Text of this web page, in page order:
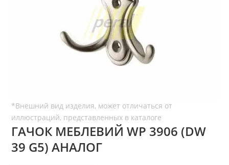
ГАЧОК МЕБЛЕВИЙ WР 3906 (DW
39 G5) АНАЛОГ